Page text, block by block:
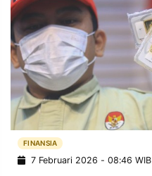
DAERAH NASIONAL
MANCA SPORT
INFORMASI
PRIVACY
POLICY
BERITA
WARGA
INFORMASI
IKLAN
KIRIM
FINANSIA
7 Februari 2026 - 08:46 WIB